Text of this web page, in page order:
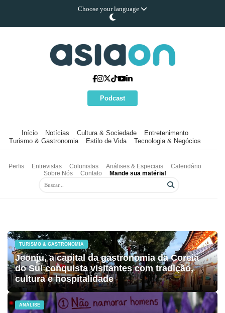
Choose your language
Podcast
Início Notícias Cultura & Sociedade
Entretenimento
Turismo & Gastronomia
Estilo de Vida Tecnologia & Negócios
Perfis Entrevistas Colunistas Análises & Especiais
Calendário
Sobre Nós
Contato Mande sua matéria!
TURISMO & GASTRONOMIA
Jeonju, a capital da gastronomia da Coreia
do Sul conquista visitantes com tradição,
cultura e hospitalidade
ANÁLISE